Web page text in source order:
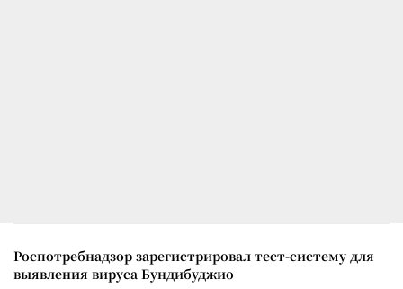
Роспотребнадзор зарегистрировал тест-систему для
выявления вируса Бундибуджио